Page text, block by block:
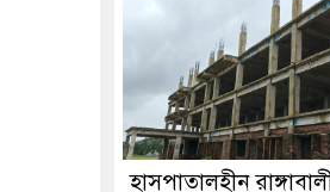
হাসপাতালহীন